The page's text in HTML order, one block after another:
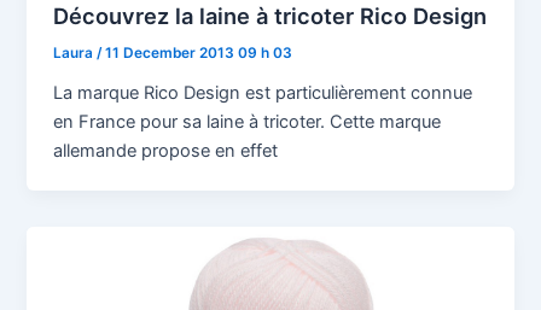
Découvrez la laine à tricoter Rico Design
Laura /11 December 2013 09 h 03
La marque Rico Design est particulièrement connue
en France pour sa laine à tricoter. Cette marque
allemande propose en effet